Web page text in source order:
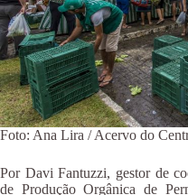
Foto: Ana Lira / Acervo do
Por Davi Fantuzzi, gestor de
de Produção Orgânica de